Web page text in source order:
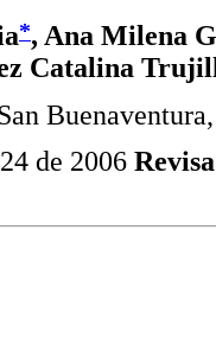
*, Ana Milena
Catalina
de 2006